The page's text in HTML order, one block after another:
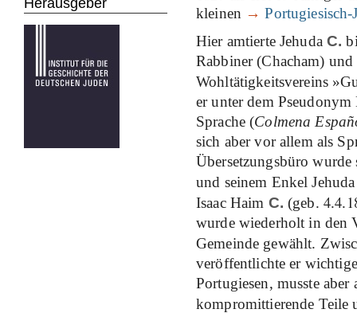
kleinen → Portugiesisch-
Hier amtierte Jehuda C.
Rabbiner (Chacham)
Wohltätigkeitsvereins
er unter dem
Sprache (Colmena
sich aber vor allem als
Übersetzungsbüro
und seinem Enkel
Isaac Haim C. (geb. 4.4.
wurde wiederholt in den
Gemeinde gewählt.
veröffentlichte er
Portugiesen, musste
kompromittierende Teile
Herausgeber